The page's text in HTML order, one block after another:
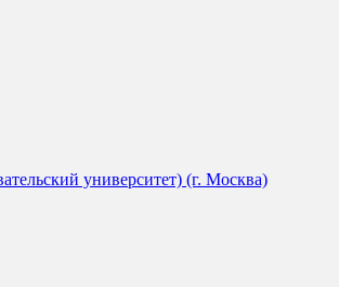
университет) (г. Москва)